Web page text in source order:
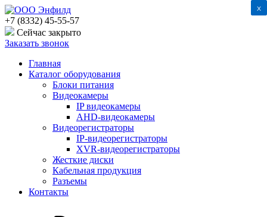
+7 (8332) 45-55-57
Сейчас закрыто
Заказать звонок
Главная
Каталог оборудования
Блоки питания
Видеокамеры
IP видеокамеры
AHD-видеокамеры
Видеорегистраторы
IP-видеорегистраторы
XVR-видеорегистраторы
Жесткие диски
Кабельная продукция
Разъемы
Контакты
x
x